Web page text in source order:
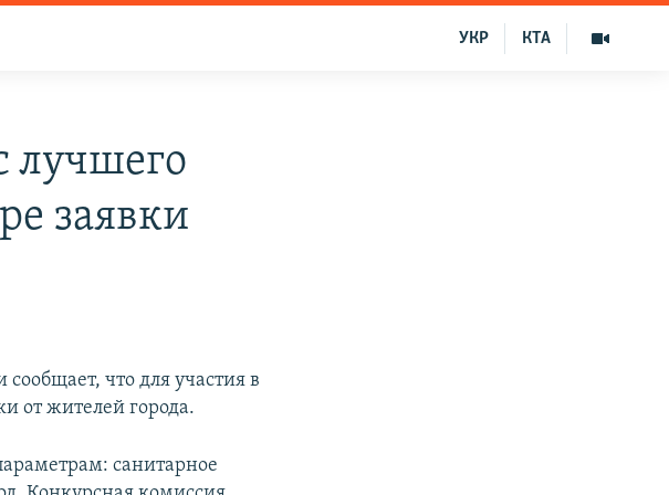
КТА
УКР
лучшего
заявки
что для участия в
от жителей города.
санитарное